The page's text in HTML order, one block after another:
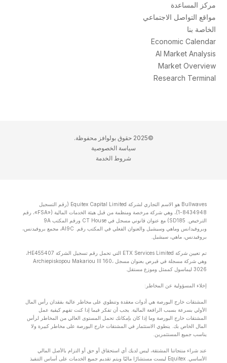
مركز المساعدة
مواقع التواصل الاجتماعي
الخاصة بنا
Economic Calendar
AI Market Analysis
Market Overview
Research Terminal
©2025 حقوق بولوافز محفوظة.
سياسة الخصوصية
شروط الخدمة
Bullwaves هو الاسم التجاري لشركة Equitex Capital Limited (رقم التسجيل
8434948-1)، وهي شركة مرخصة ومنظمة من قبل هيئة الخدمات المالية («FSA»، رقم
الترخيص. SD185) مع عنوان قانوني مسجل في CT House ورقم المكتب 9A
وبروفيدانس وماهي وسيشيل والعنوان الفعلي في المكتب رقم. Al9C، مجمع بروفيدنس،
بروفيدنس، ماهي، سيشيل.
تم تعيين شركة ETX Services Limited التي تحمل رقم تسجيل الشركة HE455407،
وهي شركة مسجلة في قبرص بعنوان مسجل Archiepiskopou Makariou lll 160،
3026 ليماسول كممثل وموزع مستقل.
إخلاء المسؤولية عن المخاطر:
المشتقات خارج البورصة هي أدوات معقدة وتنطوي على مخاطر عالية بفقدان رأس المال
الأولي بسرعة بسبب الرافعة المالية. يجب أن تفكر فيما إذا كنت تفهم كيفية عمل
المشتقات خارج البورصة وما إذا كان بإمكانك تحمل المستوى العالي من المخاطر لرأس
المال الخاص بك. ينطوي الاستثمار في المشتقات خارج البورصة على مخاطر كبيرة ولا
يناسب جميع المستثمرين.
عند شراء منتجاتنا المشتقة، ليس لديك أي استحقاق أو حق أو التزام بالأصل المالي
الأساسي. Equitex ليست مستشارًا ماليًا ويتم تقديم جميع الخدمات على أساس التنفيذ